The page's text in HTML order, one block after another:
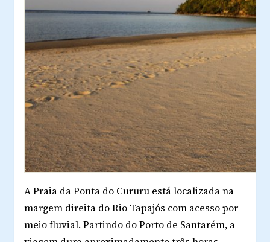
A Praia da Ponta do Cururu está localizada na
margem direita do Rio Tapajós com acesso por
meio fluvial. Partindo do Porto de Santarém, a